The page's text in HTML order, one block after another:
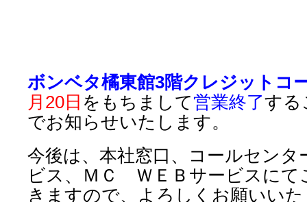
ボンベタ橘東館3階クレジットコ
月20日 をもちまして営業終了する
でお知らせいたします。
今後は、本社窓口、コールセンタ
ビス、ＭＣ ＷＥＢサービスにて
きますので、よろしくお願いい